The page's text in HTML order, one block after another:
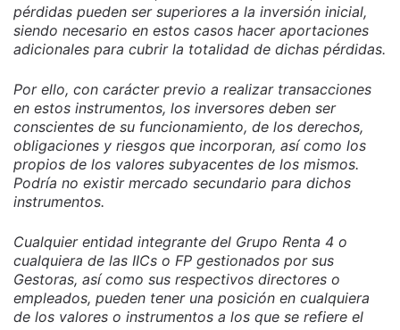
pérdidas pueden ser superiores a la inversión inicial,
siendo necesario en estos casos hacer aportaciones
adicionales para cubrir la totalidad de dichas pérdidas.
Por ello, con carácter previo a realizar transacciones
en estos instrumentos, los inversores deben ser
conscientes de su funcionamiento, de los derechos,
obligaciones y riesgos que incorporan, así como los
propios de los valores subyacentes de los mismos.
Podría no existir mercado secundario para dichos
instrumentos.
Cualquier entidad integrante del Grupo Renta 4 o
cualquiera de las IICs o FP gestionados por sus
Gestoras, así como sus respectivos directores o
empleados, pueden tener una posición en cualquiera
de los valores o instrumentos a los que se refiere el